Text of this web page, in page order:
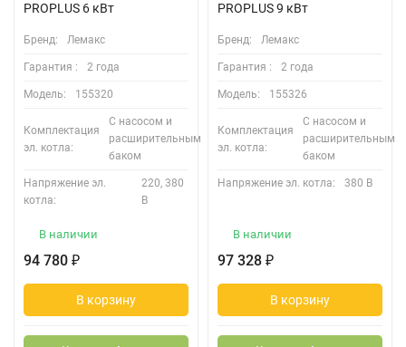
PROPLUS 6 кВт
Бренд: Лемакс
Гарантия : 2 года
Модель: 155320
Комплектация
эл. котла:
С насосом и
расширительным
баком
Напряжение эл.
котла:
220, 380
В
В наличии
94 780 ₽
В корзину
PROPLUS 9 кВт
Бренд: Лемакс
Гарантия : 2 года
Модель: 155326
Комплектация
эл. котла:
С насосом и
расширительным
баком
Напряжение эл. котла: 380 В
В наличии
97 328 ₽
В корзину